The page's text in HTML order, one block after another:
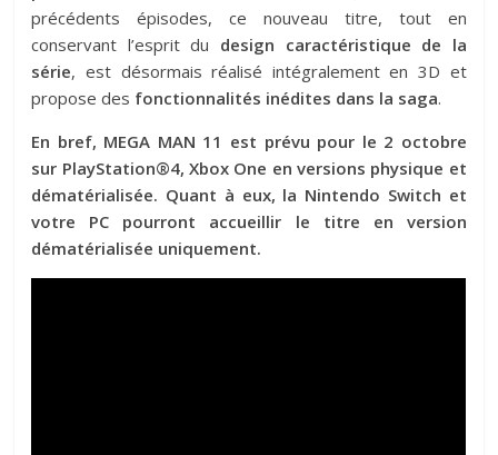
précédents épisodes, ce nouveau titre, tout en
conservant l’esprit du design caractéristique de la
série, est désormais réalisé intégralement en 3D et
propose des fonctionnalités inédites dans la saga.
En bref, MEGA MAN 11 est prévu pour le 2 octobre
sur PlayStation®4, Xbox One en versions physique et
dématérialisée. Quant à eux, la Nintendo Switch et
votre PC pourront accueillir le titre en version
dématérialisée uniquement.